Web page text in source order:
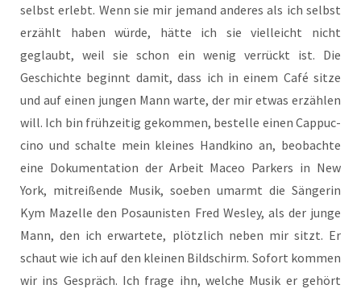
selbst erlebt. Wenn sie mir jemand ande­res als ich selbst
erzählt haben wür­de, hät­te ich sie viel­leicht nicht
geglaubt, weil sie schon ein wenig ver­rückt ist. Die
Geschich­te beginnt damit, dass ich in einem Café sit­ze
und auf einen jun­gen Mann war­te, der mir etwas erzäh­len
will. Ich bin früh­zei­tig gekom­men, bestel­le einen Cap­puc­
ci­no und schal­te mein klei­nes Hand­ki­no an, beob­ach­te
eine Doku­men­ta­ti­on der Arbeit Maceo Par­kers in New
York, mit­rei­ßen­de Musik, soeben umarmt die Sän­ge­rin
Kym Mazel­le den Posau­nis­ten Fred Wes­ley, als der jun­ge
Mann, den ich erwar­te­te, plötz­lich neben mir sitzt. Er
schaut wie ich auf den klei­nen Bild­schirm. Sofort kom­men
wir ins Gespräch. Ich fra­ge ihn, wel­che Musik er gehört